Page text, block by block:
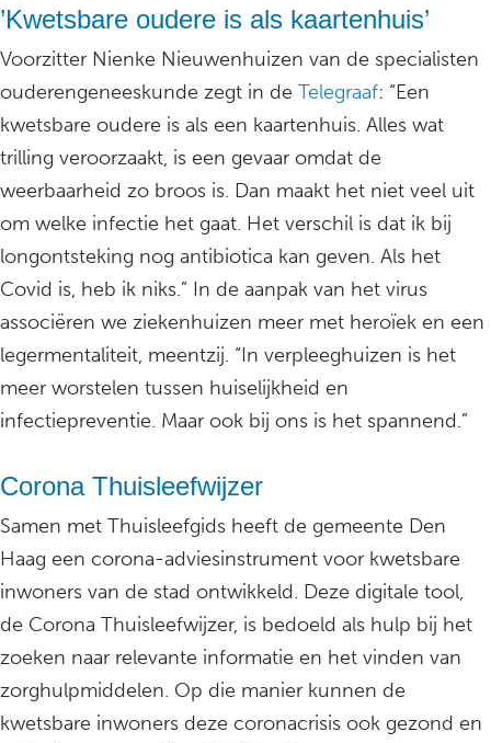
’Kwetsbare oudere is als kaartenhuis’
Voorzitter Nienke Nieuwenhuizen van de specialisten
ouderengeneeskunde zegt in de Telegraaf: “Een
kwetsbare oudere is als een kaartenhuis. Alles wat
trilling veroorzaakt, is een gevaar omdat de
weerbaarheid zo broos is. Dan maakt het niet veel uit
om welke infectie het gaat. Het verschil is dat ik bij
longontsteking nog antibiotica kan geven. Als het
Covid is, heb ik niks.” In de aanpak van het virus
associëren we ziekenhuizen meer met heroïek en een
legermentaliteit, meentzij. “In verpleeghuizen is het
meer worstelen tussen huiselijkheid en
infectiepreventie. Maar ook bij ons is het spannend.”
Corona Thuisleefwijzer
Samen met Thuisleefgids heeft de gemeente Den
Haag een corona-adviesinstrument voor kwetsbare
inwoners van de stad ontwikkeld. Deze digitale tool,
de Corona Thuisleefwijzer, is bedoeld als hulp bij het
zoeken naar relevante informatie en het vinden van
zorghulpmiddelen. Op die manier kunnen de
kwetsbare inwoners deze coronacrisis ook gezond en